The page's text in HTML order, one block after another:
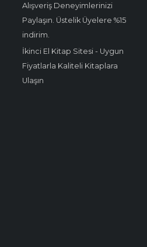
Alışveriş Deneyimlerinizi
Paylaşın. Üstelik Üyelere %15
indirim.
İkinci El Kitap Sitesi - Uygun
Fiyatlarla Kaliteli Kitaplara
Ulaşın